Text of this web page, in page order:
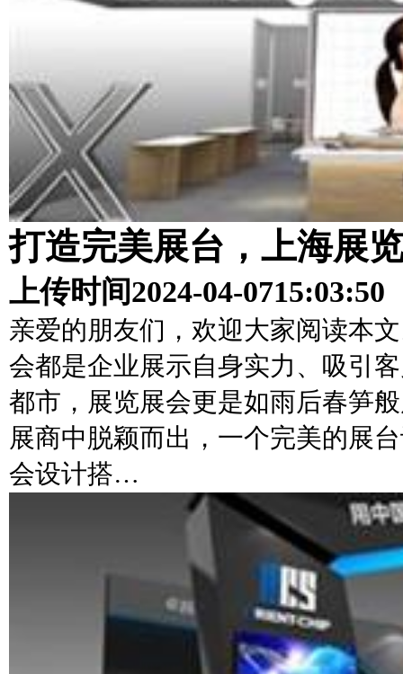
打造完美展台，上海展
上传时间2024-04-0715:03:50
亲爱的朋友们，欢迎大家阅读本
会都是企业展示自身实力、吸引
都市，展览展会更是如雨后春笋
展商中脱颖而出，一个完美的展
会设计搭…